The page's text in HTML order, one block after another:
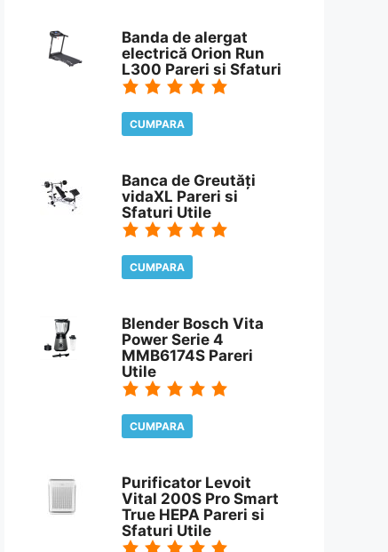
Banda de alergat
electrică Orion Run
L300 Pareri si Sfaturi
CUMPARA
Banca de Greutăți
vidaXL Pareri si
Sfaturi Utile
CUMPARA
Blender Bosch Vita
Power Serie 4
MMB6174S Pareri
Utile
CUMPARA
Purificator Levoit
Vital 200S Pro Smart
True HEPA Pareri si
Sfaturi Utile